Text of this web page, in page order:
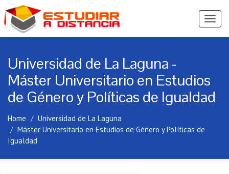
Ver
Universidad de La Laguna -
Máster Universitario en Estudios
de Género y Políticas de Igualdad
Home
Universidad de La Laguna
Máster Universitario en Estudios de Género y Políticas de
Igualdad